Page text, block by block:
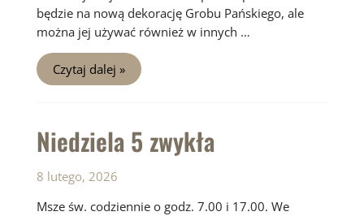
będzie na nową dekorację Grobu Pańskiego, ale
można jej używać również w innych …
Niedziela
6
zwykła
Czytaj dalej »
Niedziela 5 zwykła
8 lutego, 2026
Msze św. codziennie o godz. 7.00 i 17.00. We